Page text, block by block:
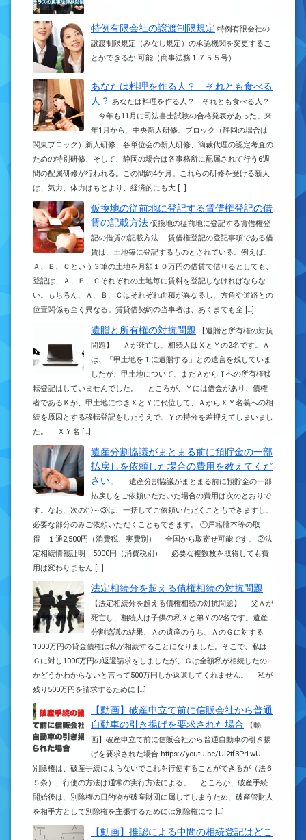
特例有限会社の譲渡制限規定 特例有限会社の
譲渡制限規定（みなし規定）の承認機関を変更するこ
とができるか 可能（商事法務１７５５号）
あなたは料理を作る人？ それとも食べる
人？ あなたは料理を作る人？ それとも食べる人？
今年も11月に司法書士試験の合格発表があった。来
年1月から、中央新人研修、ブロック（静岡の場合は
関東ブロック）新人研修、各単位会の新人研修、簡裁代理の認定考査の
ための特別研修、そして、静岡の場合は各事務所に配属されて行う6週
間の配属研修が行われる。この間約4ケ月。これらの研修を受ける新人
は、気力、体力はもとより、経済的にも大 […]
仮換地の従前地に登記する賃借権登記の借
賃の記載方法 仮換地の従前地に登記する賃借権登
記の借賃の記載方法 賃借権登記の登記事項である借
賃は、土地毎に登記するものとされている。例えば、
Ａ、Ｂ、Ｃという３筆の土地を月額１０万円の借賃で借りるとしても、
登記は、Ａ、Ｂ、Ｃそれぞれの土地毎に賃料を登記しなければならな
い。もちろん、Ａ、Ｂ、Ｃはそれぞれ面積が異なるし、方角や道路との
位置関係も全く異なる。賃貸借契約の当事者は、あくまでも全 […]
遺贈と所有権の対抗問題
【遺贈と所有権の対抗
問題】 Ａが死亡し、相続人はＸとＹの2名です。Ａ
は、「甲土地をＴに遺贈する」との遺言を残していま
したが、甲土地について、まだＡからＴへの所有権移
転登記はしていませんでした。 ところが、Ｙには借金があり、債権
者であるＫが、甲土地につきＸとＹに代位して、ＡからＸＹ名義への相
続を原因とする移転登記をしたうえで、Ｙの持分を差押えてしまいまし
た。 ＸＹ名 […]
遺産分割協議がまとまる前に預貯金の一部
払戻しを依頼した場合の費用を教えてくだ
さい。
遺産分割協議がまとまる前に預貯金の一部
払戻しをご依頼いただいた場合の費用は次のとおりで
す。なお、次の①～③は、一括してご依頼いただくこともできますし、
必要な部分のみご依頼いただくこともできます。 ①戸籍謄本等の取
得 １通2,500円（消費税、実費別） 全国から取寄せ可能です。 ②法
定相続情報証明 5000円（消費税別） 必要な複数枚を取得しても費
用は変わりません […]
法定相続分を超える債権相続の対抗問題
【法定相続分を超える債権相続の対抗問題】 父Ａが
死亡し、相続人は子供の私Ｘと弟Ｙの2名です。遺産
分割協議の結果、Ａの遺産のうち、ＡのＧに対する
1000万円の貸金債権は私が相続することになりました。そこで、私は
Ｇに対し1000万円の返還請求をしましたが、Ｇは全額私が相続したの
かどうかわからないと言って500万円しか返還してくれません。 私が
残り500万円を請求するために […]
【動画】破産申立て前に信販会社から普通
自動車の引き揚げを要求された場合
【動
画】破産申立て前に信販会社から普通自動車の引き揚
げを要求された場合 https://youtu.be/UI2tf3PrLwU
別除権は、破産手続によらないでこれを行使することができるが（法６
５条）、行使の方法は通常の実行方法による。 ところが、破産手続
開始後は、別除権の目的物が破産財団に属してしまうため、破産管財人
を相手方として別除権を主張するためには別除権につ […]
【動画】推認による中間の相続登記はどこ